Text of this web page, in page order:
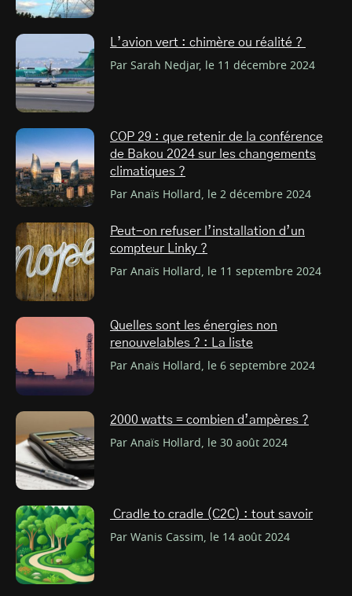
L’avion vert : chimère ou réalité ?
Par Sarah Nedjar, le 11 décembre 2024
COP 29 : que retenir de la conférence
de Bakou 2024 sur les changements
climatiques ?
Par Anaïs Hollard, le 2 décembre 2024
Peut-on refuser l’installation d’un
compteur Linky ?
Par Anaïs Hollard, le 11 septembre 2024
Quelles sont les énergies non
renouvelables ? : La liste
Par Anaïs Hollard, le 6 septembre 2024
2000 watts = combien d’ampères ?
Par Anaïs Hollard, le 30 août 2024
Cradle to cradle (C2C) : tout savoir
Par Wanis Cassim, le 14 août 2024